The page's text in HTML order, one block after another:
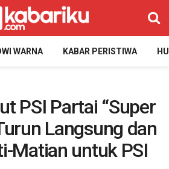
WARNA KABAR PERISTIWA
PSI Partai “Super
Langsung dan
Matian untuk PSI